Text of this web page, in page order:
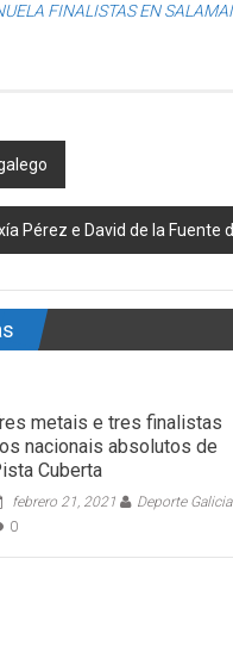
FINALISTAS EN
Pérez e David de la
metais e tres finalistas
nacionais absolutos de
Cuberta
febrero 21, 2021
Deporte Galicia
0